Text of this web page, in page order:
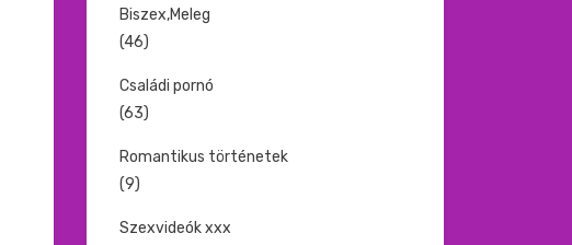
Biszex,Meleg
(46)
Családi pornó
(63)
Romantikus történetek
(9)
Szexvideók xxx